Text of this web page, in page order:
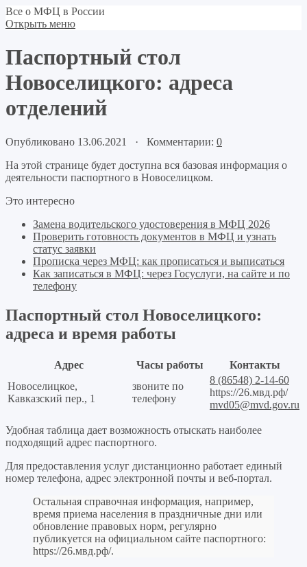
Все о МФЦ в России
Открыть меню
Паспортный стол
Новоселицкого: адреса
отделений
Опубликовано 13.06.2021 · Комментарии: 0
На этой странице будет доступна вся базовая информация о
деятельности паспортного в Новоселицком.
Это интересно
Замена водительского удостоверения в МФЦ 2026
Проверить готовность документов в МФЦ и узнать
статус заявки
Прописка через МФЦ: как прописаться и выписаться
Как записаться в МФЦ: через Госуслуги, на сайте и по
телефону
Паспортный стол Новоселицкого:
адреса и время работы
Адрес Часы работы
Контакты
Новоселицкое,
Кавказский пер., 1
звоните по
телефону
8 (86548) 2-14-60
https://26.мвд.рф/
mvd05@mvd.gov.ru
Удобная таблица дает возможность отыскать наиболее
подходящий адрес паспортного.
Для предоставления услуг дистанционно работает единый
номер телефона, адрес электронной почты и веб-портал.
Остальная справочная информация, например,
время приема населения в праздничные дни или
обновление правовых норм, регулярно
публикуется на официальном сайте паспортного:
https://26.мвд.рф/.